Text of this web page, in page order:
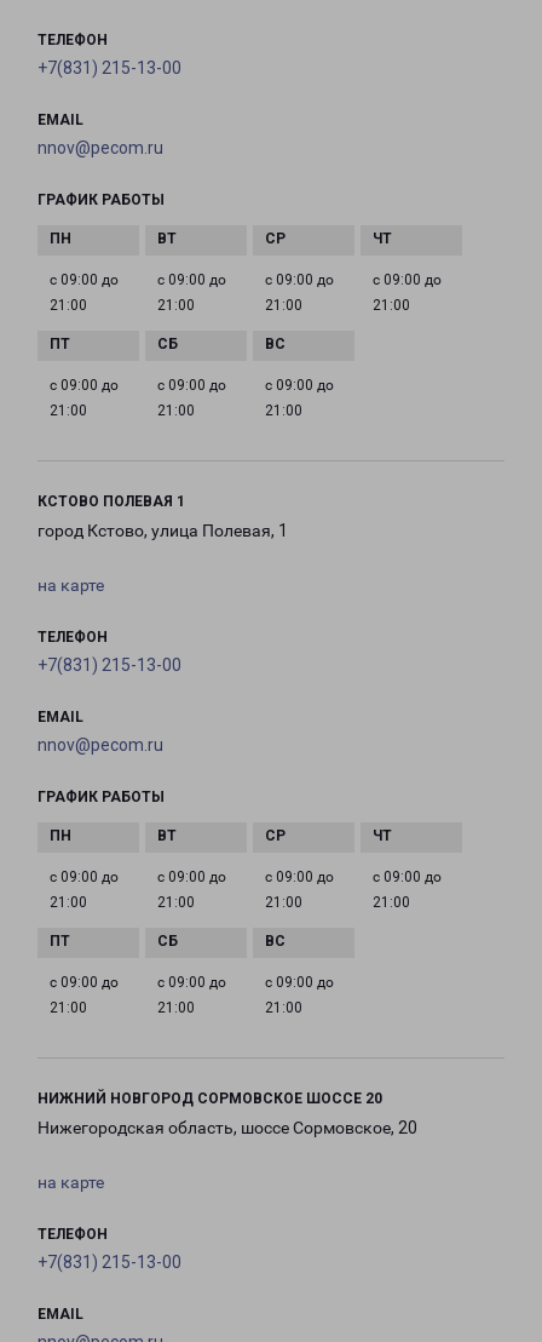
ТЕЛЕФОН
+7(831) 215-13-00
EMAIL
nnov@pecom.ru
ГРАФИК РАБОТЫ
с 09:00 до
21:00
с 09:00 до
21:00
с 09:00 до
21:00
с 09:00 до
21:00
с 09:00 до
21:00
с 09:00 до
21:00
с 09:00 до
21:00
КСТОВО ПОЛЕВАЯ 1
город Кстово, улица Полевая, 1
на карте
ТЕЛЕФОН
+7(831) 215-13-00
EMAIL
nnov@pecom.ru
ГРАФИК РАБОТЫ
с 09:00 до
21:00
с 09:00 до
21:00
с 09:00 до
21:00
с 09:00 до
21:00
с 09:00 до
21:00
с 09:00 до
21:00
с 09:00 до
21:00
НИЖНИЙ НОВГОРОД СОРМОВСКОЕ ШОССЕ 20
Нижегородская область, шоссе Сормовское, 20
на карте
ТЕЛЕФОН
+7(831) 215-13-00
EMAIL